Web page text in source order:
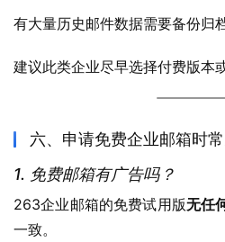
有大量历史邮件数据需要备份归
建议此类企业尽早选择付费版本
六、申请免费企业邮箱时
1. 免费邮箱有广告吗？
263企业邮箱的免费试用版无任
一致。